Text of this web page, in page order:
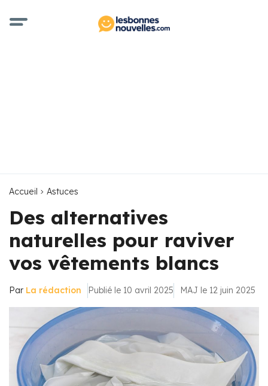
Accueil Astuces
Des alternatives
naturelles pour raviver
vos vêtements blancs
Par La rédaction Publié le 10 avril 2025 MAJ le 12 juin 2025